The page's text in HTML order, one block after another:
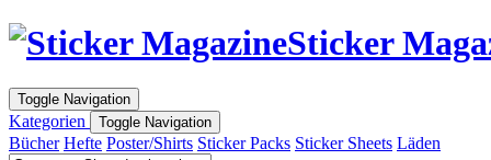
Sticker
Toggle Navigation
Kategorien Toggle Navigation
Bücher Hefte Poster/Shirts Sticker Packs Sticker Sheets Läden